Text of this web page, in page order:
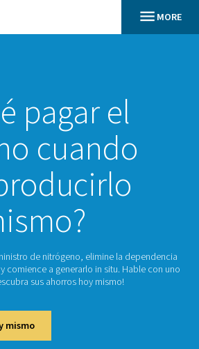
pagar el
suministro de nitrógeno, elimine la
y comience a generarlo in situ.